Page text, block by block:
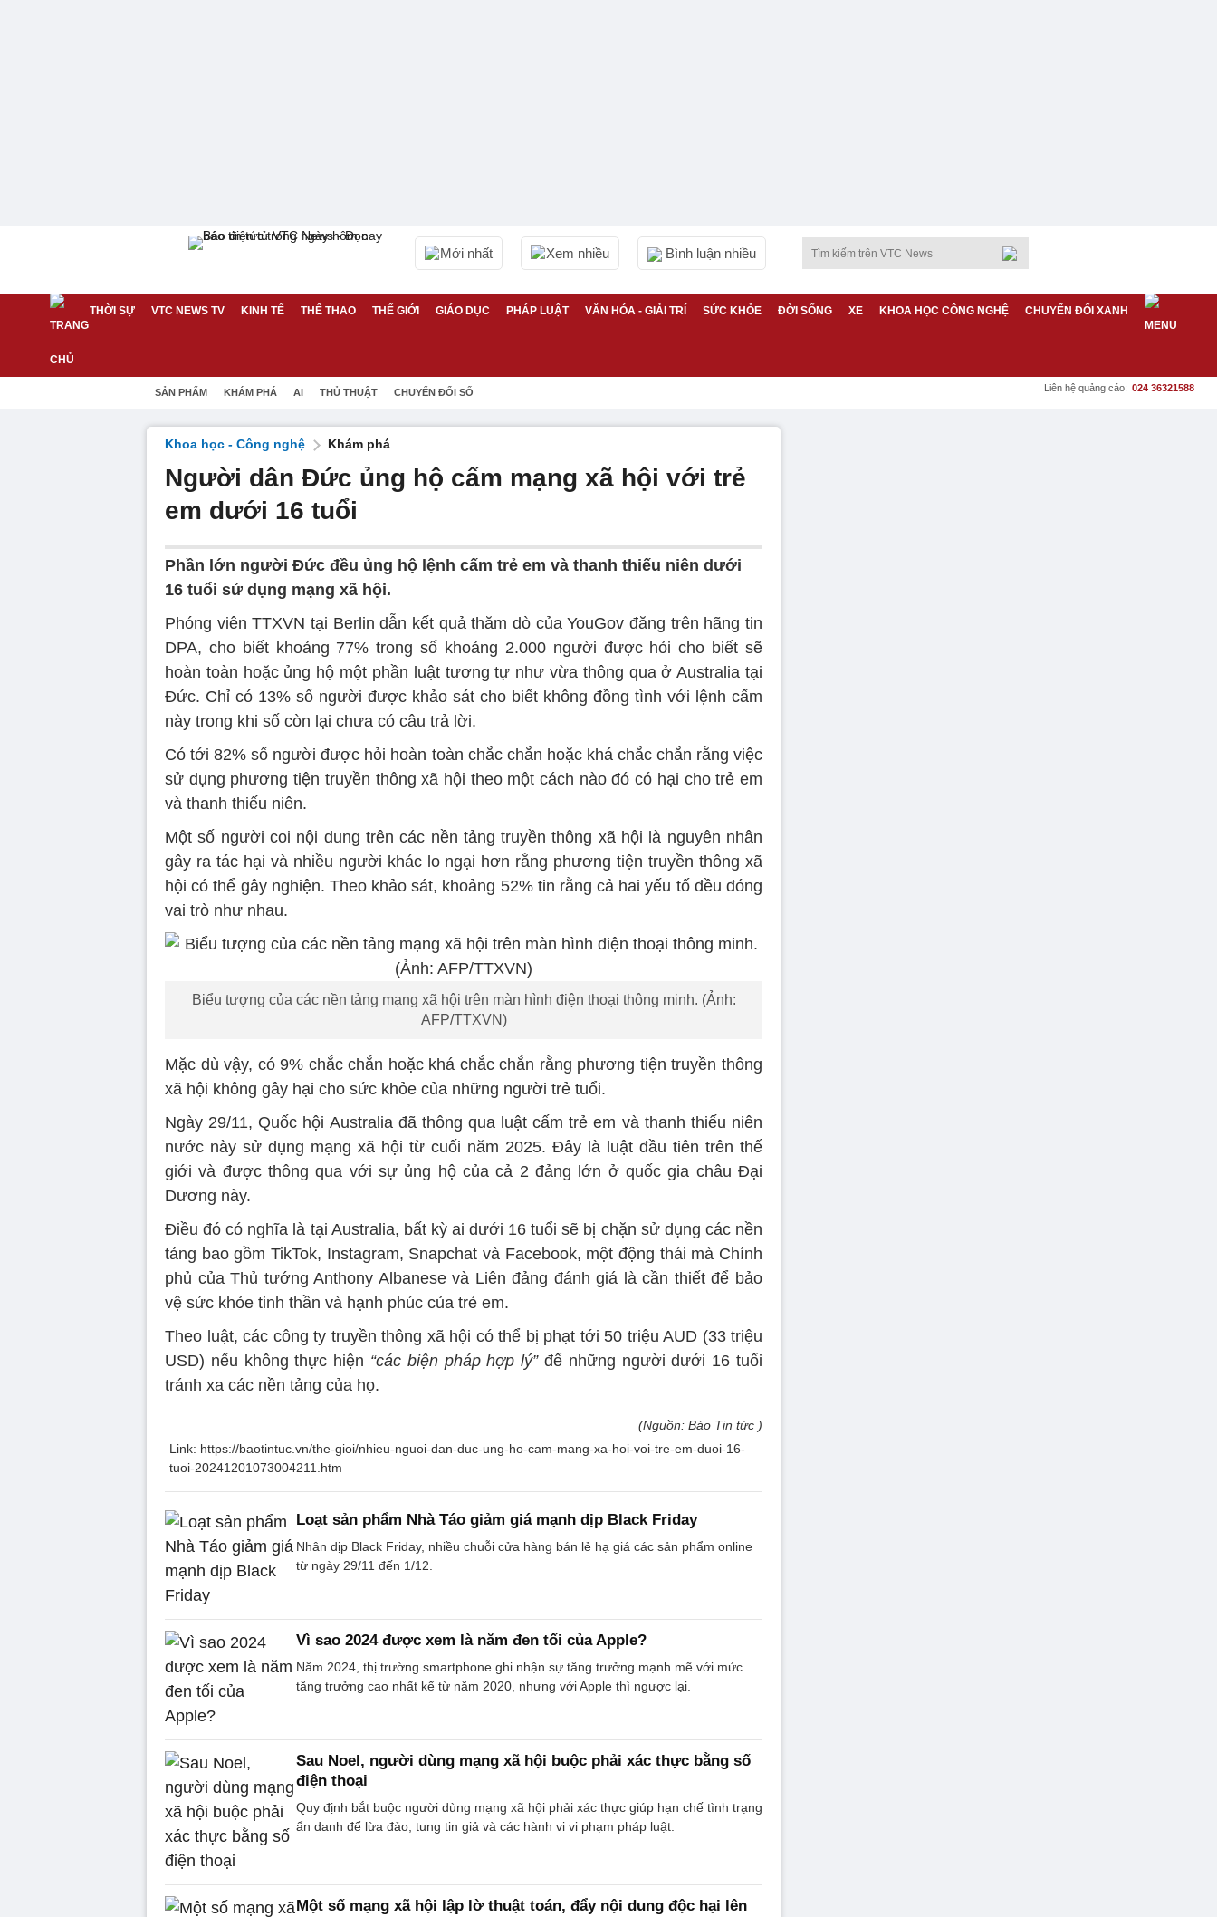
Mới nhất Xem nhiều Bình luận nhiều
THỜI SỰ VTC NEWS TV KINH TẾ THỂ THAO THẾ GIỚI GIÁO DỤC PHÁP LUẬT VĂN HÓA - GIẢI TRÍ SỨC KHỎE ĐỜI SỐNG XE KHOA HỌC CÔNG NGHỆ CHUYỂN ĐỔI XANH
SẢN PHẨM KHÁM PHÁ AI THỦ THUẬT CHUYỂN ĐỔI SỐ Liên hệ quảng cáo: 024 36321588
Khoa học - Công nghệ Khám phá
Người dân Đức ủng hộ cấm mạng xã hội với trẻ
em dưới 16 tuổi
Phần lớn người Đức đều ủng hộ lệnh cấm trẻ em và thanh thiếu niên dưới
16 tuổi sử dụng mạng xã hội.
Phóng viên TTXVN tại Berlin dẫn kết quả thăm dò của YouGov đăng trên hãng tin
DPA, cho biết khoảng 77% trong số khoảng 2.000 người được hỏi cho biết sẽ
hoàn toàn hoặc ủng hộ một phần luật tương tự như vừa thông qua ở Australia tại
Đức. Chỉ có 13% số người được khảo sát cho biết không đồng tình với lệnh cấm
này trong khi số còn lại chưa có câu trả lời.
Có tới 82% số người được hỏi hoàn toàn chắc chắn hoặc khá chắc chắn rằng việc
sử dụng phương tiện truyền thông xã hội theo một cách nào đó có hại cho trẻ em
và thanh thiếu niên.
Một số người coi nội dung trên các nền tảng truyền thông xã hội là nguyên nhân
gây ra tác hại và nhiều người khác lo ngại hơn rằng phương tiện truyền thông xã
hội có thể gây nghiện. Theo khảo sát, khoảng 52% tin rằng cả hai yếu tố đều đóng
vai trò như nhau.
Biểu tượng của các nền tảng mạng xã hội trên màn hình điện thoại thông minh. (Ảnh:
AFP/TTXVN)
Mặc dù vậy, có 9% chắc chắn hoặc khá chắc chắn rằng phương tiện truyền thông
xã hội không gây hại cho sức khỏe của những người trẻ tuổi.
Ngày 29/11, Quốc hội Australia đã thông qua luật cấm trẻ em và thanh thiếu niên
nước này sử dụng mạng xã hội từ cuối năm 2025. Đây là luật đầu tiên trên thế
giới và được thông qua với sự ủng hộ của cả 2 đảng lớn ở quốc gia châu Đại
Dương này.
Điều đó có nghĩa là tại Australia, bất kỳ ai dưới 16 tuổi sẽ bị chặn sử dụng các nền
tảng bao gồm TikTok, Instagram, Snapchat và Facebook, một động thái mà Chính
phủ của Thủ tướng Anthony Albanese và Liên đảng đánh giá là cần thiết để bảo
vệ sức khỏe tinh thần và hạnh phúc của trẻ em.
Theo luật, các công ty truyền thông xã hội có thể bị phạt tới 50 triệu AUD (33 triệu
USD) nếu không thực hiện “các biện pháp hợp lý”để những người dưới 16 tuổi
tránh xa các nền tảng của họ.
(Nguồn: Báo Tin tức )
Link: https://baotintuc.vn/the-gioi/nhieu-nguoi-dan-duc-ung-ho-cam-mang-xa-hoi-voi-tre-em-duoi-16-
tuoi-20241201073004211.htm
Loạt sản phẩm Nhà Táo giảm giá mạnh dịp Black Friday
Nhân dịp Black Friday, nhiều chuỗi cửa hàng bán lẻ hạ giá các sản phẩm online
từ ngày 29/11 đến 1/12.
Vì sao 2024 được xem là năm đen tối của Apple?
Năm 2024, thị trường smartphone ghi nhận sự tăng trưởng mạnh mẽ với mức
tăng trưởng cao nhất kể từ năm 2020, nhưng với Apple thì ngược lại.
Sau Noel, người dùng mạng xã hội buộc phải xác thực bằng số
điện thoại
Quy định bắt buộc người dùng mạng xã hội phải xác thực giúp hạn chế tình trạng
ẩn danh để lừa đảo, tung tin giả và các hành vi vi phạm pháp luật.
Một số mạng xã hội lập lờ thuật toán, đẩy nội dung độc hại lên